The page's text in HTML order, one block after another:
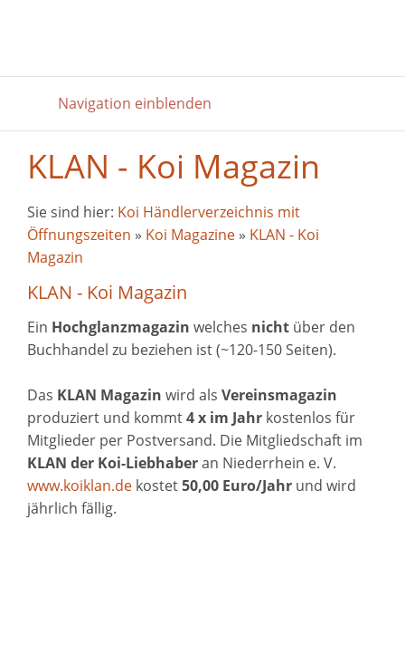
Navigation einblenden
KLAN - Koi Magazin
Sie sind hier: Koi Händlerverzeichnis mit
Öffnungszeiten » Koi Magazine » KLAN - Koi
Magazin
KLAN - Koi Magazin
Ein Hochglanzmagazin welches nicht über den
Buchhandel zu beziehen ist (~120-150 Seiten).
Das KLAN Magazin wird als Vereinsmagazin
produziert und kommt4 x im Jahr kostenlos für
Mitglieder per Postversand. Die Mitgliedschaft im
KLAN der Koi-Liebhaberan Niederrhein e. V.
www.koiklan.de kostet50,00 Euro/Jahr und wird
jährlich fällig.